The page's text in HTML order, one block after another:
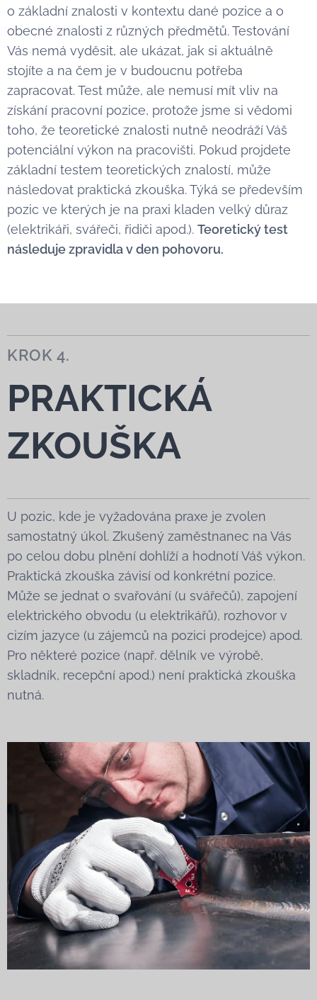
o základní znalosti v kontextu dané pozice a o
obecné znalosti z různých předmětů. Testování
Vás nemá vyděsit, ale ukázat, jak si aktuálně
stojíte a na čem je v budoucnu potřeba
zapracovat. Test může, ale nemusí mít vliv na
získání pracovní pozice, protože jsme si vědomi
toho, že teoretické znalosti nutně neodráží Váš
potenciální výkon na pracovišti. Pokud projdete
základní testem teoretických znalostí, může
následovat praktická zkouška. Týká se především
pozic ve kterých je na praxi kladen velký důraz
(elektrikáři, svářeči, řidiči apod.). Teoretický test
následuje zpravidla v den pohovoru.
KROK 4.
PRAKTICKÁ
ZKOUŠKA
U pozic, kde je vyžadována praxe je zvolen
samostatný úkol. Zkušený zaměstnanec na Vás
po celou dobu plnění dohlíží a hodnotí Váš výkon.
Praktická zkouška závisí od konkrétní pozice.
Může se jednat o svařování (u svářečů), zapojení
elektrického obvodu (u elektrikářů), rozhovor v
cizím jazyce (u zájemců na pozici prodejce) apod.
Pro některé pozice (např. dělník ve výrobě,
skladník, recepční apod.) není praktická zkouška
nutná.